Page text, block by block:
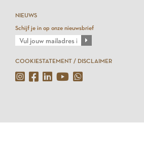
NIEUWS
Schijf je in op onze nieuwsbrief
COOKIESTATEMENT / DISCLAIMER